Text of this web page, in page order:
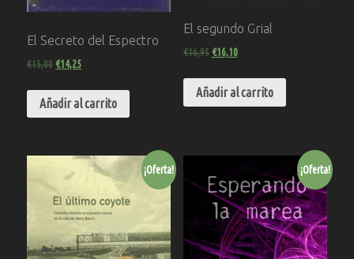
El Secreto del Espectro
€15,00€14,25
Añadir al carrito
El segundo Grial
€16,95 €16,10
Añadir al carrito
¡Oferta! ¡Oferta!